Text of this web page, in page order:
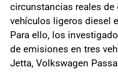
circunstancias reales
vehículos ligeros diesel
Para ello, los
de emisiones en tres
Jetta, Volkswagen